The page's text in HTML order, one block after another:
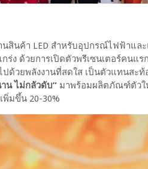
นสินค้า LED สำหรับอุปกรณ์ไฟฟ้าแล
ร่ง ด้วยการเปิดตัวพรีเซนเตอร์คนแรก
ด้วยพลังงานที่สดใส เป็นตัวแทนสะ
น ไม่กลัวดับ” มาพร้อมผลิตภัณฑ์ตัวใ
พิ่มขึ้น 20-30%